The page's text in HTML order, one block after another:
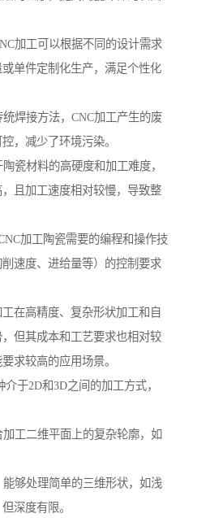
加工可以根据不同的设计需求
单件定制化生产，满足个性化
焊接方法，CNC加工产生的废
，减少了环境污染。
瓷材料的高硬度和加工难度，
且加工速度相对较慢，导致整
加工陶瓷需要的编程和操作技
速度、进给量等）的控制要求
在高精度、复杂形状加工和自
但其成本和工艺要求也相对较
求较高的应用场景。
于2D和3D之间的加工方式，
工二维平面上的复杂轮廓，如
够处理简单的三维形状，如浅
深度有限。